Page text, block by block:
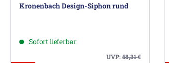
Kronenbach Design-Siphon rund
Sofort lieferbar
UVP:58,31€